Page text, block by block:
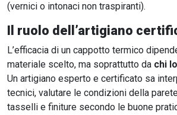
(vernici o intonaci non traspiranti).
Il ruolo dell’artigiano
L’efficacia di un cappotto termico
materiale scelto, ma soprattutto da chi
Un artigiano esperto e certificato sa
tecnici, valutare le condizioni della
tasselli e finiture secondo le buone